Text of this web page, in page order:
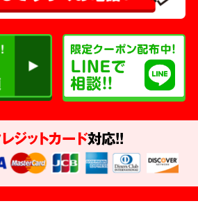
ジットカード対応!!